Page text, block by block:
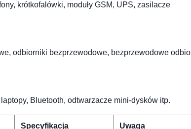
krótkofalówki, moduły GSM, UPS, zasilacze
odbiorniki bezprzewodowe, bezprzewodowe
Bluetooth, odtwarzacze mini-dysków itp.
Specyfikacja Uwaga